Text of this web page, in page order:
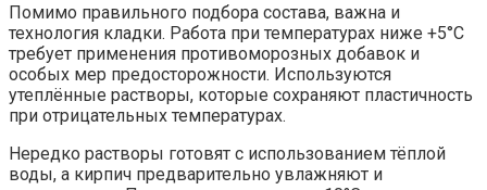
Помимо правильного подбора состава, важна и
технология кладки. Работа при температурах ниже +5°C
требует применения противоморозных добавок и
особых мер предосторожности. Используются
утеплённые растворы, которые сохраняют пластичность
при отрицательных температурах.
Нередко растворы готовят с использованием тёплой
воды, а кирпич предварительно увлажняют и